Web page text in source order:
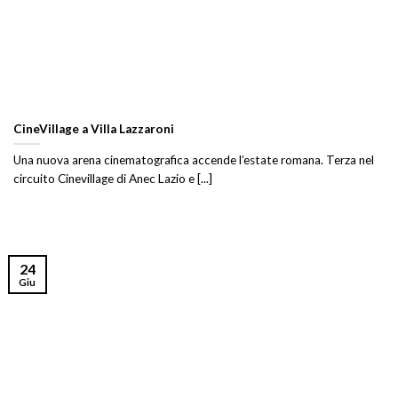
CineVillage a Villa Lazzaroni
Una nuova arena cinematografica accende l’estate romana. Terza nel
circuito Cinevillage di Anec Lazio e [...]
24
Giu